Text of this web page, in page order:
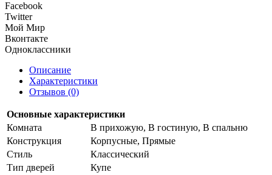
Facebook
Twitter
Мой Мир
Вконтакте
Одноклассники
Описание
Характеристики
Отзывов (0)
Основные характеристики
Комната
В прихожую, В гостиную, В спальню
Конструкция
Корпусные, Прямые
Стиль
Классический
Тип дверей
Купе